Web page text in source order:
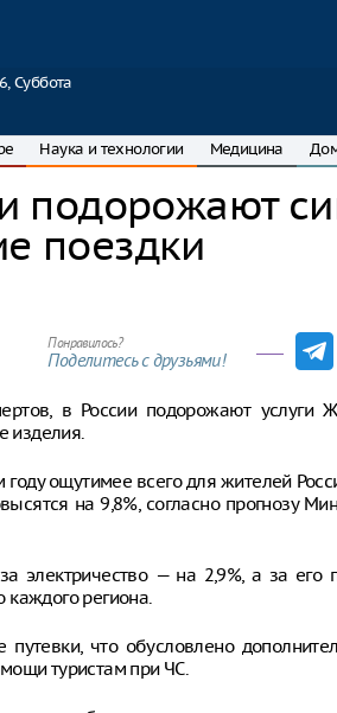
Суббота
Наука и технологии Медицина
подорожают
поездки
Понравилось?
Поделитесь с друзьями!
в России подорожают услуги
изделия.
ощутимее всего для жителей
на 9,8%, согласно прогнозу
электричество — на 2,9%, а за его
каждого региона.
что обусловлено
туристам при ЧС.